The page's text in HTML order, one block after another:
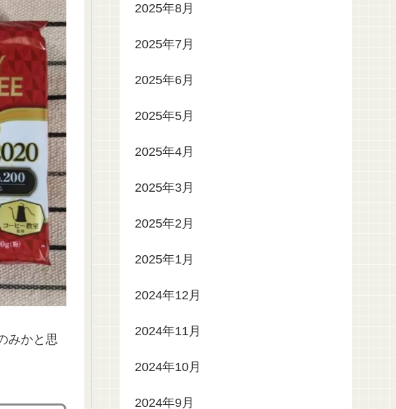
みかと思
2025年8月
2025年7月
2025年6月
2025年5月
2025年4月
2025年3月
2025年2月
2025年1月
2024年12月
2024年11月
2024年10月
2024年9月